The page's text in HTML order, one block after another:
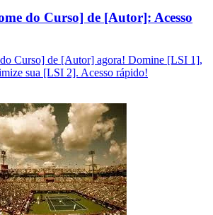
do Curso] de [Autor]: Acesso
Curso] de [Autor] agora! Domine [LSI 1],
sua [LSI 2]. Acesso rápido!